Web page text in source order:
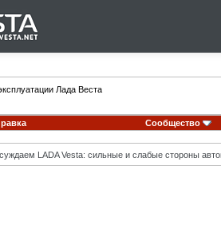
Лада Веста
Сообщество
LADA Vesta: сильные и слабые стороны